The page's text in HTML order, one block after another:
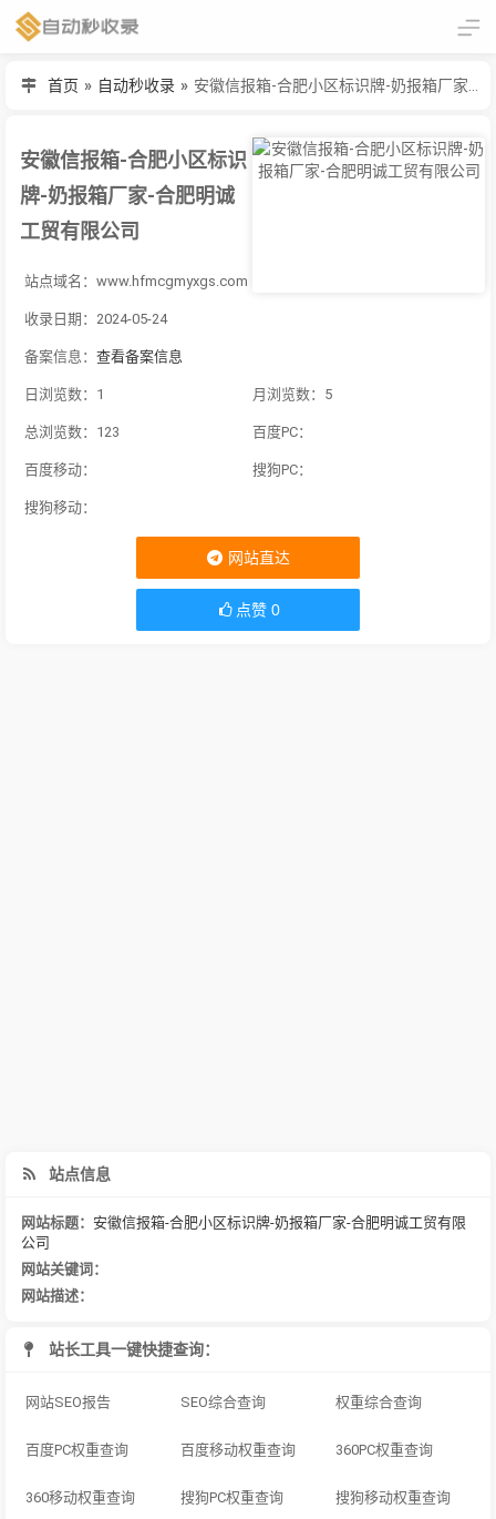
首页 » 自动秒收录 »
安徽信报箱-合肥小区标识
牌-奶报箱厂家-合肥明诚
工贸有限公司
站点域名：www.hfmcgmyxgs.com
收录日期：2024-05-24
备案信息： 查看备案信息
日浏览数：1 月浏览数：5
总浏览数：123 百度PC：
百度移动： 搜狗PC：
搜狗移动：
网站直达
点赞 0
站点信息
网站标题： 安徽信报箱-合肥小区标识牌-奶报箱厂家-合肥明诚工贸有限
公司
网站关键词：
网站描述：
站长工具一键快捷查询：
网站SEO报告 SEO综合查询 权重综合查询
百度PC权重查询 百度移动权重查询 360PC权重查询
360移动权重查询 搜狗PC权重查询 搜狗移动权重查询